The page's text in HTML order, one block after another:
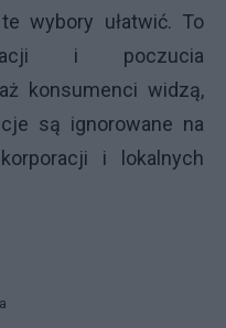
wybory ułatwić. To
i poczucia
konsumenci widzą,
są ignorowane na
i lokalnych